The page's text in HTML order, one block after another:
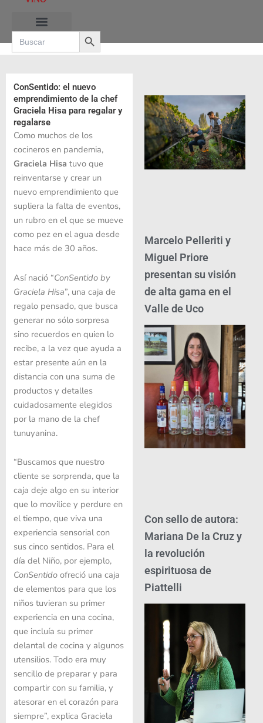
contenido
Search
for:
Search Button
ConSentido: el nuevo
emprendimiento de la chef
Graciela Hisa para regalar y
regalarse
Como muchos de los
cocineros en pandemia,
Graciela Hisa tuvo que
reinventarse y crear un
nuevo emprendimiento que
supliera la falta de eventos,
un rubro en el que se mueve
como pez en el agua desde
hace más de 30 años.
Así nació “ConSentido by
Graciela Hisa”, una caja de
regalo pensado, que busca
generar no sólo sorpresa
sino recuerdos en quien lo
recibe, a la vez que ayuda a
estar presente aún en la
distancia con una suma de
productos y detalles
cuidadosamente elegidos
por la mano de la chef
tunuyanina.
“Buscamos que nuestro
cliente se sorprenda, que la
caja deje algo en su interior
que lo movilice y perdure en
el tiempo, que viva una
experiencia sensorial con
sus cinco sentidos. Para el
día del Niño, por ejemplo,
ConSentidoofreció una caja
de elementos para que los
niños tuvieran su primer
experiencia en una cocina,
que incluía su primer
delantal de cocina y algunos
utensilios. Todo era muy
sencillo de preparar y para
compartir con su familia, y
atesorar en el corazón para
siempre”, explica Graciela
Marcelo Pelleriti y
Miguel Priore
presentan su visión
de alta gama en el
Valle de Uco
Con sello de autora:
Mariana De la Cruz y
la revolución
espirituosa de
Piattelli